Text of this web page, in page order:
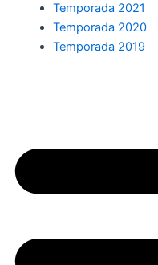
Temporada 2021
Temporada 2020
Temporada 2019